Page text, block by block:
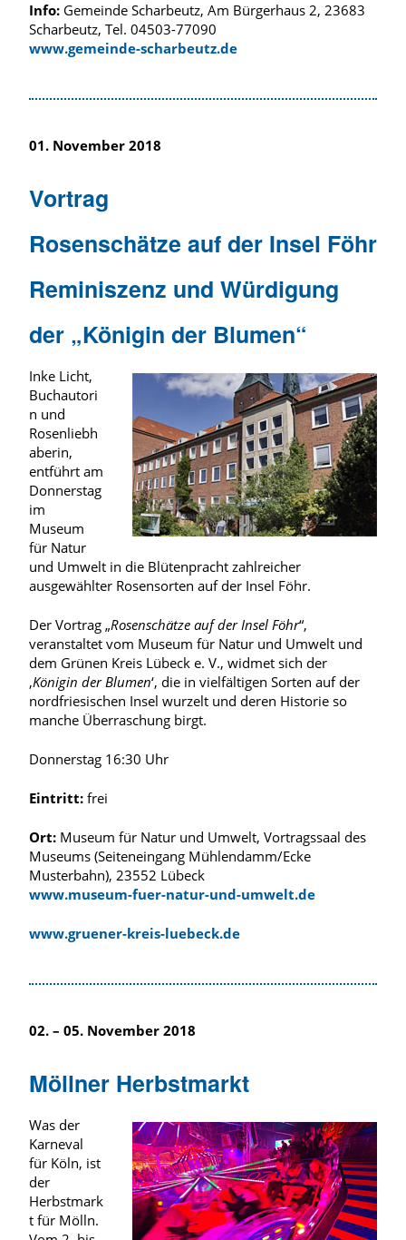
Info: Gemeinde Scharbeutz, Am Bürgerhaus 2, 23683
Scharbeutz, Tel. 04503-77090
www.gemeinde-scharbeutz.de
01. November 2018
Vortrag
Rosenschätze auf der Insel Föhr
Reminiszenz und Würdigung
der „Königin der Blumen“
Inke Licht,
Buchautori
n und
Rosenliebh
aberin,
entführt am
Donnerstag
im
Museum
für Natur
und Umwelt in die Blütenpracht zahlreicher
ausgewählter Rosensorten auf der Insel Föhr.
Der Vortrag „Rosenschätze auf der Insel Föhr“,
veranstaltet vom Museum für Natur und Umwelt und
dem Grünen Kreis Lübeck e. V., widmet sich der
‚Königin der Blumen‘, die in vielfältigen Sorten auf der
nordfriesischen Insel wurzelt und deren Historie so
manche Überraschung birgt.
Donnerstag 16:30 Uhr
Eintritt: frei
Ort: Museum für Natur und Umwelt, Vortragssaal des
Museums (Seiteneingang Mühlendamm/Ecke
Musterbahn), 23552 Lübeck
www.museum-fuer-natur-und-umwelt.de
www.gruener-kreis-luebeck.de
02. – 05. November 2018
Möllner Herbstmarkt
Was der
Karneval
für Köln, ist
der
Herbstmark
t für Mölln.